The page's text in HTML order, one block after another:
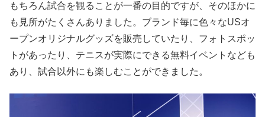
もちろん試合を観ることが一番の目的ですが、そのほかに
も見所がたくさんありました。ブランド毎に色々なUSオ
ープンオリジナルグッズを販売していたり、フォトスポッ
トがあったり、テニスが実際にできる無料イベントなども
あり、試合以外にも楽しむことができました。